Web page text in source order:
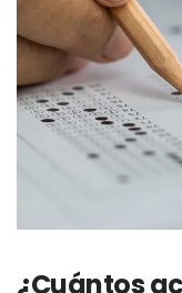
¿Cuántos